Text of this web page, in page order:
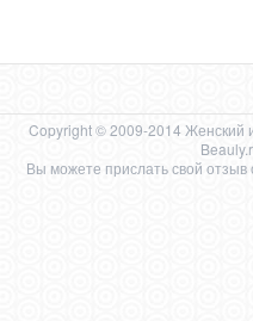
Copyright © 2009-2014 Женский
Вы можете прислать свой отзыв